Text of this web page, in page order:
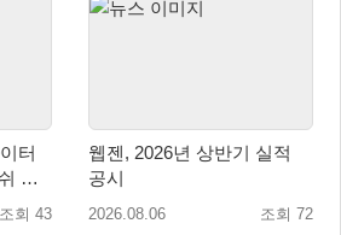
크
조회 43
웹젠, 2026년 상반기 실적
공시
2026.08.06 조회 72